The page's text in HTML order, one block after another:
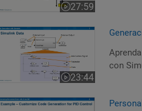
27:59
Duración del vídeo
de código con Simulink
23:44
Duración del vídeo
con
de código